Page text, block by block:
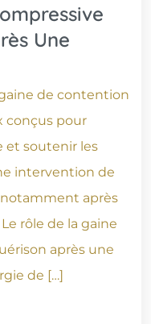
Une
de contention
conçus pour
et soutenir les
intervention de
après
rôle de la gaine
après une
de […]